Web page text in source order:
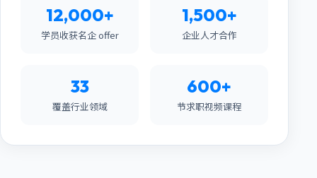
12,000+
学员收获名企 offer
1,500+
企业人才合作
33
覆盖行业领域
600+
节求职视频课程